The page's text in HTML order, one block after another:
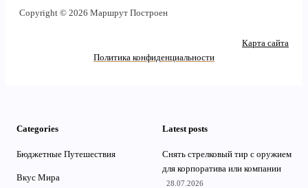
Copyright © 2026 Маршрут Построен
Карта сайта
Политика конфиденциальности
Categories
Бюджетные Путешествия
Вкус Мира
Latest posts
Снять стрелковый тир с оружием
для корпоратива или компании
28.07.2026